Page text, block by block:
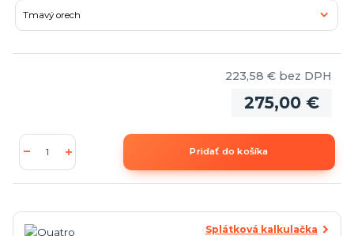
275,00 €
223,58 € bez DPH
Pridať do košíka
Splátková kalkulačka